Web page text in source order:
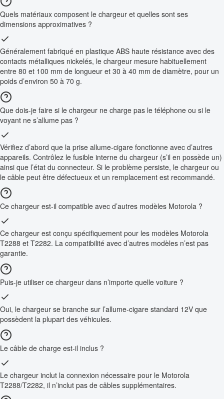
Quels matériaux composent le chargeur et quelles sont ses
dimensions approximatives ?
Généralement fabriqué en plastique ABS haute résistance avec des
contacts métalliques nickelés, le chargeur mesure habituellement
entre 80 et 100 mm de longueur et 30 à 40 mm de diamètre, pour un
poids d’environ 50 à 70 g.
Que dois-je faire si le chargeur ne charge pas le téléphone ou si le
voyant ne s’allume pas ?
Vérifiez d’abord que la prise allume-cigare fonctionne avec d’autres
appareils. Contrôlez le fusible interne du chargeur (s’il en possède un)
ainsi que l’état du connecteur. Si le problème persiste, le chargeur ou
le câble peut être défectueux et un remplacement est recommandé.
Ce chargeur est-il compatible avec d’autres modèles Motorola ?
Ce chargeur est conçu spécifiquement pour les modèles Motorola
T2288 et T2282. La compatibilité avec d’autres modèles n’est pas
garantie.
Puis-je utiliser ce chargeur dans n’importe quelle voiture ?
Oui, le chargeur se branche sur l’allume-cigare standard 12V que
possèdent la plupart des véhicules.
Le câble de charge est-il inclus ?
Le chargeur inclut la connexion nécessaire pour le Motorola
T2288/T2282, il n’inclut pas de câbles supplémentaires.